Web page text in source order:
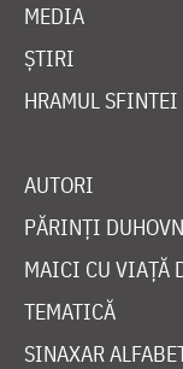
MEDIA
ȘTIRI
HRAMUL SFINTEI
AUTORI
PĂRINȚI
MAICI CU VIAȚĂ
TEMATICĂ
SINAXAR